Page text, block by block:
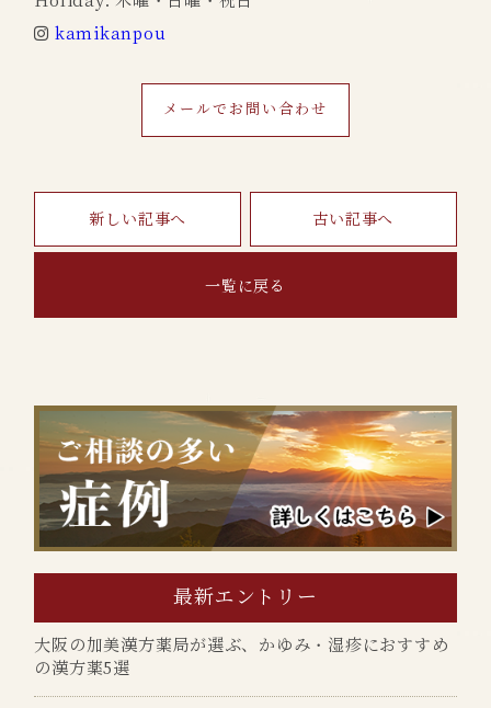
kamikanpou
メールでお問い合わせ
新しい記事へ 古い記事へ
一覧に戻る
最新エントリー
大阪の加美漢方薬局が選ぶ、かゆみ・湿疹におすすめ
の漢方薬5選